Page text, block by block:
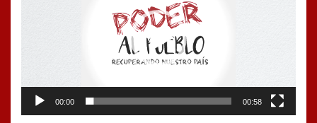
00:00 00:58